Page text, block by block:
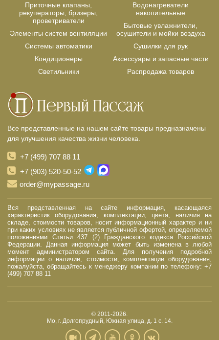
Приточные клапаны,
рекуператоры, бризеры,
проветриватели
Элементы систем вентиляции
Системы автоматики
Кондиционеры
Светильники
Водонагреватели
накопительные
Бытовые увлажнители,
осушители и мойки воздуха
Сушилки для рук
Аксессуары и запасные части
Распродажа товаров
Все представленные на нашем сайте товары предназначены
для улучшения качества жизни человека.
+7 (499) 707 88 11
+7 (903) 520-50-52
order@mypassage.ru
Вся представленная на сайте информация, касающаяся
характеристик оборудования, комплектации, цвета, наличия на
складе, стоимости товаров, носит информационный характер и ни
при каких условиях не является публичной офертой, определяемой
положениями Статьи 437 (2) Гражданского кодекса Российской
Федерации. Данная информация может быть изменена в любой
момент администратором сайта. Для получения подробной
информации о наличии, стоимости, комплектации оборудования,
пожалуйста, обращайтесь к менеджеру компании по телефону: +7
(499) 707 88 11
© 2011-2026.
Мо, г. Долгопрудный, Южная улица, д. 1 с. 14.